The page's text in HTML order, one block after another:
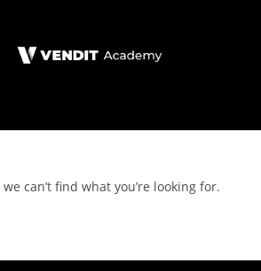
can’t find what you’re looking for.